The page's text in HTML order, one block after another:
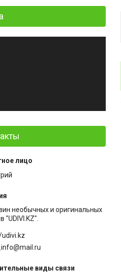
необычных и оригинальных
"UDIVI.KZ".